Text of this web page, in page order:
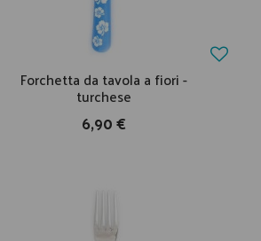
Forchetta da tavola a fiori -
turchese
6,90 €